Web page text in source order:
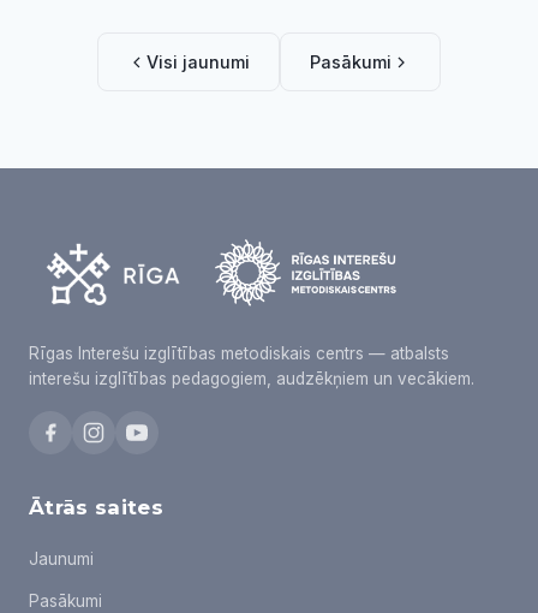
Visi jaunumi Pasākumi
Rīgas Interešu izglītības metodiskais centrs — atbalsts
interešu izglītības pedagogiem, audzēkņiem un vecākiem.
Ātrās saites
Jaunumi
Pasākumi